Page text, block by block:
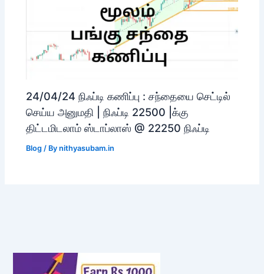
24/04/24 நிஃப்டி கணிப்பு : சந்தையை செட்டில்
செய்ய அனுமதி | நிஃப்டி 22500 |க்கு
திட்டமிடலாம் ஸ்டாப்லாஸ் @ 22250 நிஃப்டி
Blog / Bynithyasubam.in